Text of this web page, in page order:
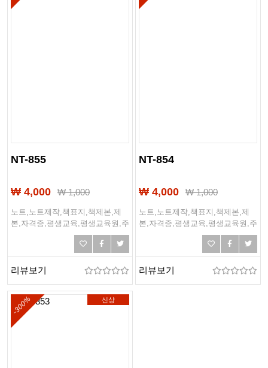
NT-855
₩ 4,000 ₩1,000
노트,노트제작,책표지,책제본,제
본,자격증,평생교육,평생교육원,주
택관리사,공무원,주택관리,에듀
리뷰보기
NT-854
₩ 4,000 ₩1,000
노트,노트제작,책표지,책제본,제
본,자격증,평생교육,평생교육원,주
택관리사,공무원,주택관리,에듀
리뷰보기
신상
-300%